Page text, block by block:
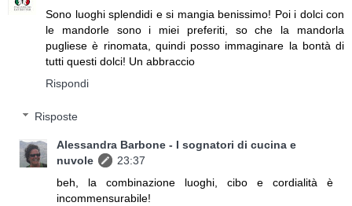
Sono luoghi splendidi e si mangia benissimo! Poi i dolci con
le mandorle sono i miei preferiti, so che la mandorla
pugliese è rinomata, quindi posso immaginare la bontà di
tutti questi dolci! Un abbraccio
Rispondi
Risposte
Alessandra Barbone - I sognatori di cucina e
nuvole
23:37
beh, la combinazione luoghi, cibo e cordialità è
incommensurabile!